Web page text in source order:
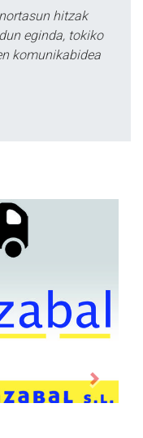
hitzak
eginda, tokiko
komunikabidea
Next